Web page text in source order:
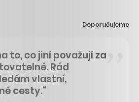
Doporučujeme
to, co jiní považují za
Rád
vlastní,
cesty.“